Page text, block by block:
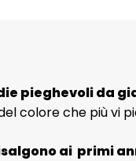
pieghevoli da
colore che più vi
ai primi